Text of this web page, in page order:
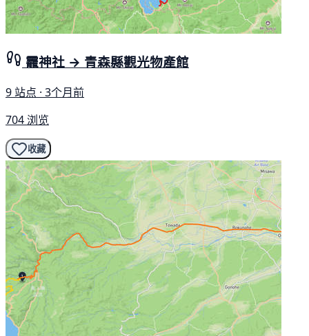
龗神社 → 青森縣觀光物產館
9 站点 · 3个月前
704 浏览
收藏